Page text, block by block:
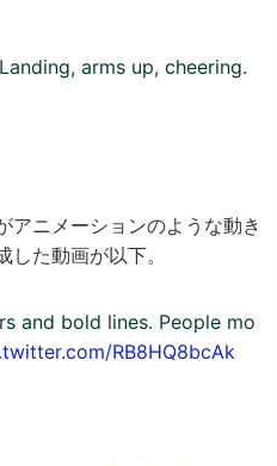
arms up, cheering.
アニメーションのような動き
た動画が以下。
and bold lines. People mo
RB8HQ8bcAk